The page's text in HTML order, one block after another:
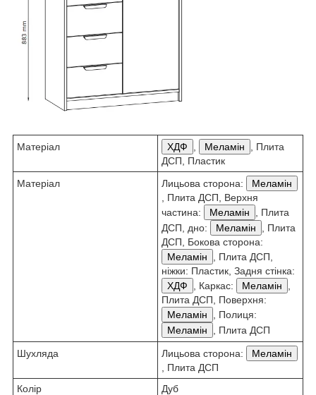
Матеріал ХДФ Меламін
, Плита
ДСП, Пластик
Матеріал
Лицьова сторона:
Меламін
, Плита ДСП, Верхня
частина:
Меламін
, Плита
ДСП, дно:
Меламін
, Плита
ДСП, Бокова сторона:
Меламін
, Плита ДСП,
ніжки: Пластик, Задня стінка:
ХДФ
, Каркас: Меламін
Плита ДСП, Поверхня:
Меламін
, Полиця:
Меламін
, Плита ДСП
Шухляда Лицьова сторона:
Меламін
, Плита ДСП
Колір
Дуб